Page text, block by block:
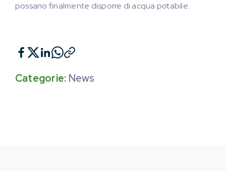
possano finalmente disporre di acqua potabile.
Categorie: News